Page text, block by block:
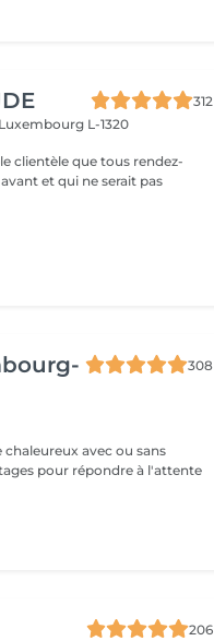
312
L-1320
clientèle que tous rendez-
et qui ne serait pas
308
avec ou sans
pour répondre à l'attente
206